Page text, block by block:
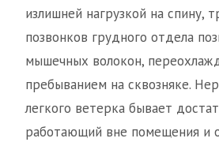
излишней нагрузкой на спину,
позвонков грудного отдела
мышечных волокон,
пребыванием на сквозняке.
легкого ветерка бывает
работающий вне помещения и